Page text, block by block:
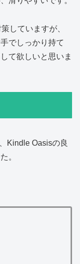
していますが、
でしっかり持て
て欲しいと思いま
Kindle Oasisの良
。